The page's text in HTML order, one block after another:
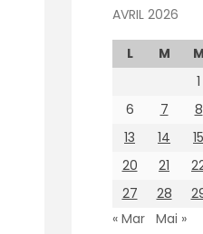
AVRIL 2026
L M M
1
6
7 8
13
14 15
20
21
27
28
« Mar Mai »